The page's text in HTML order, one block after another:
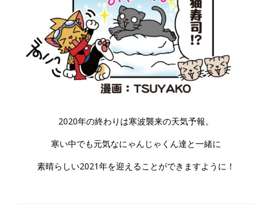
2020年の終わりは寒波襲来の天気予報。
寒い中でも元気なにゃんじゃくん達と一緒に
素晴らしい2021年を迎えることができますように！